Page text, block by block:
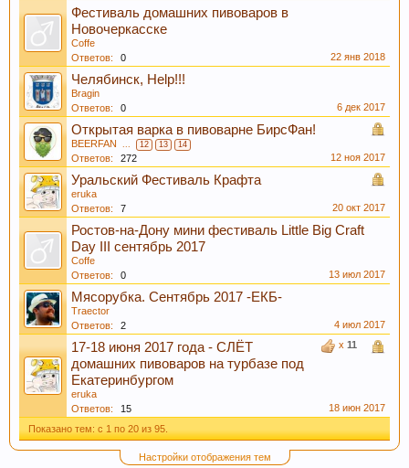
Пиво богато антиоксидантами, которые
приходят из хмеля и солода, из которых оно
состоит. Эти антиоксиданты предотвратят рак.
Пиво содержит витамин В, который помогает
нам поддерживать здоровую кожу, нужный
мышечный тонус, борется с заболеваниями
сердечно-сосудистой и иммунной системы.
Фестиваль домашних пивоваров в
Новочеркасске
Coffe
Ответов:
0 22 янв 2018
Челябинск, Help!!!
Bragin
Ответов:
0 6 дек 2017
Открытая варка в пивоварне БирсФан!
BEERFAN ... 12 13 14
Ответов: 272 12 ноя 2017
Уральский Фестиваль Крафта
eruka
Ответов:
7 20 окт 2017
Ростов-на-Дону мини фестиваль Little Big Craft
Day III сентябрь 2017
Coffe
Ответов:
0 13 июл 2017
Мясорубка. Сентябрь 2017 -ЕКБ-
Traector
Ответов:
2
4 июл 2017
x 11
17-18 июня 2017 года - СЛЁТ
домашних пивоваров на турбазе под
Екатеринбургом
eruka
Ответов:
15
18 июн 2017
Показано тем: с 1 по 20 из 95.
Настройки отображения тем